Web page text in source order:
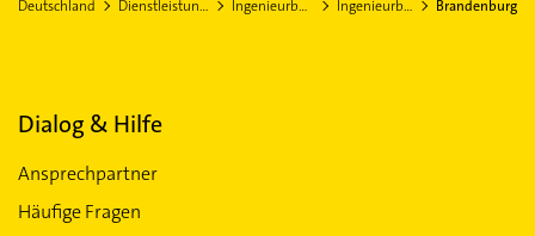
Ingenieurbüro in Teltow-Fläming
Deutschland Dienstleistungen Ingenieurbüros Ingenieurbüro Brandenburg
Dialog & Hilfe
Ansprechpartner
Häufige Fragen